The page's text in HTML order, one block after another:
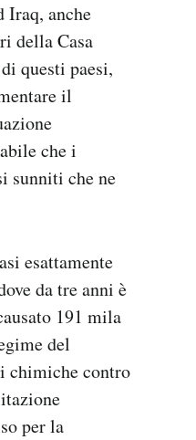
anche
della Casa
questi paesi,
il
che i
sunniti che ne
esattamente
da tre anni è
191 mila
del
chimiche contro
per la